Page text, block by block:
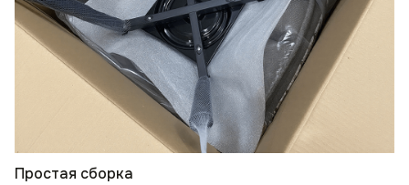
Простая сборка